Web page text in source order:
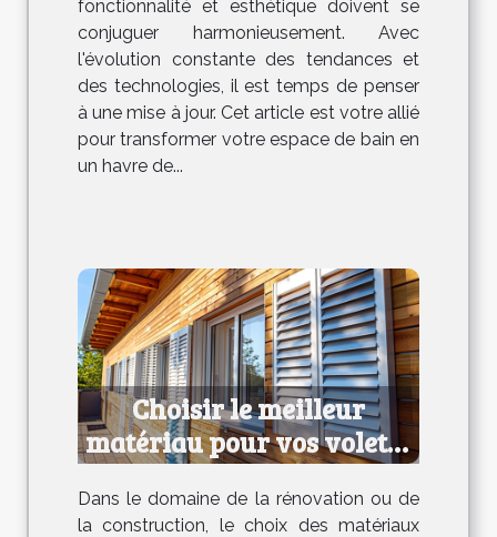
fonctionnalité et esthétique doivent se
conjuguer harmonieusement. Avec
l'évolution constante des tendances et
des technologies, il est temps de penser
à une mise à jour. Cet article est votre allié
pour transformer votre espace de bain en
un havre de...
Choisir le meilleur
matériau pour vos volets :
avantages et
inconvénients
Dans le domaine de la rénovation ou de
la construction, le choix des matériaux